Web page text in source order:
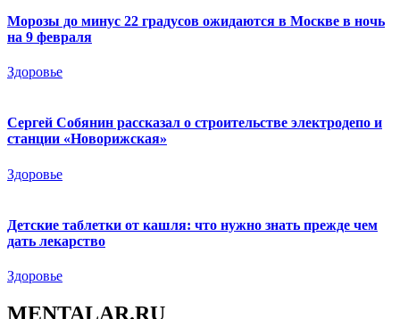
Морозы до минус 22 градусов ожидаются в Москве в ночь
на 9 февраля
Здоровье
Сергей Собянин рассказал о строительстве электродепо и
станции «Новорижская»
Здоровье
Детские таблетки от кашля: что нужно знать прежде чем
дать лекарство
Здоровье
MENTALAR.RU